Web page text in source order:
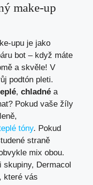
make-up
upu je jako
bot – když máte
a skvěle! V
podtón pleti.
, chladné a
Pokud vaše žíly
tóny. Pokud
straně
mix obou.
Dermacol
které vás